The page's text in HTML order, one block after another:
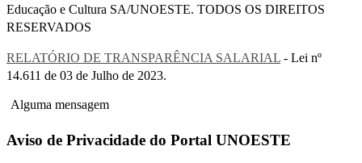
Educação e Cultura SA/UNOESTE. TODOS OS DIREITOS
RESERVADOS
RELATÓRIO DE TRANSPARÊNCIA SALARIAL - Lei nº
14.611 de 03 de Julho de 2023.
Alguma mensagem
Aviso de Privacidade do Portal UNOESTE